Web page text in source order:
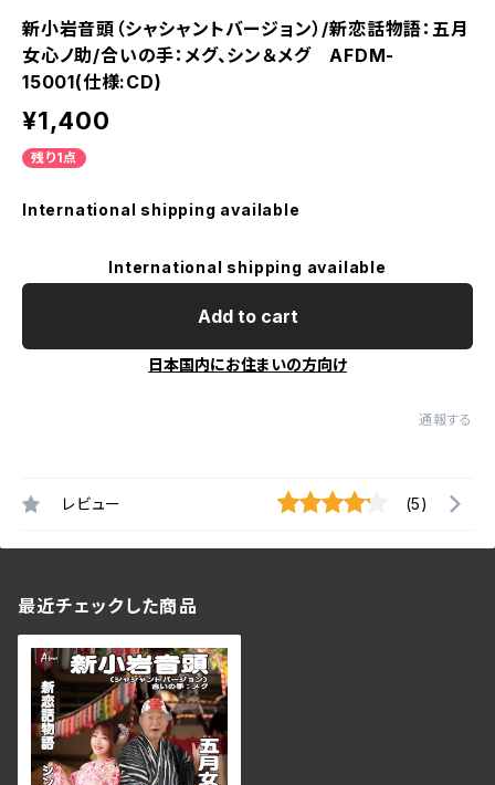
新小岩音頭（シャシャントバージョン）/新恋話物語：五月
女心ノ助/合いの手：メグ、シン＆メグ AFDM-
15001(仕様:CD)
¥1,400
残り1点
International shipping available
International shipping available
Add to cart
日本国内にお住まいの方向け
通報する
レビュー (5)
最近チェックした商品